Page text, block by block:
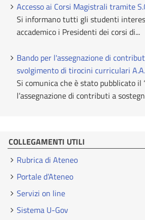
Accesso ai Corsi Magistrali tramite
Si informano tutti gli studenti
accademico i Presidenti dei corsi di...
Bando per l'assegnazione di
svolgimento di tirocini curriculari
Si comunica che è stato pubblicato il
l’assegnazione di contributi a
COLLEGAMENTI UTILI
Rubrica di Ateneo
Portale d’Ateneo
Servizi on line
Sistema U-Gov